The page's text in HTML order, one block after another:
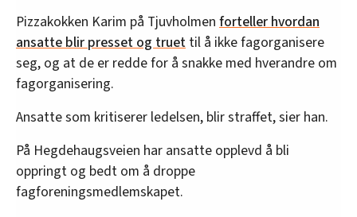
Pizzakokken Karim på Tjuvholmen forteller hvordan
ansatte blir presset og truet til å ikke fagorganisere
seg, og at de er redde for å snakke med hverandre om
fagorganisering.
Ansatte som kritiserer ledelsen, blir straffet, sier han.
På Hegdehaugsveien har ansatte opplevd å bli
oppringt og bedt om å droppe
fagforeningsmedlemskapet.